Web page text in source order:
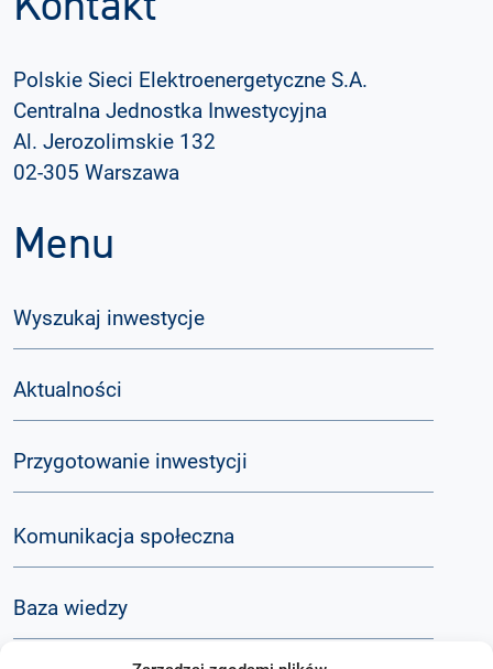
Polskie Sieci Elektroenergetyczne S.A.
Centralna Jednostka Inwestycyjna
Al. Jerozolimskie 132
02-305 Warszawa
Menu
Wyszukaj inwestycje
Aktualności
Przygotowanie inwestycji
Komunikacja społeczna
Baza wiedzy